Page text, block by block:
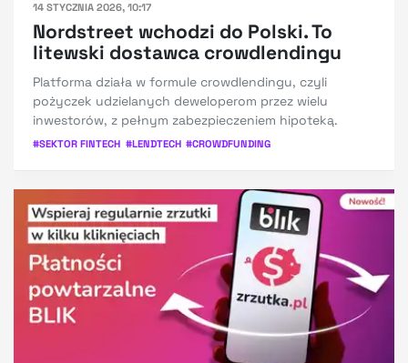
14 STYCZNIA 2026, 10:17
Nordstreet wchodzi do Polski. To
litewski dostawca crowdlendingu
Platforma działa w formule crowdlendingu, czyli
pożyczek udzielanych deweloperom przez wielu
inwestorów, z pełnym zabezpieczeniem hipoteką.
#SEKTOR FINTECH #LENDTECH #CROWDFUNDING